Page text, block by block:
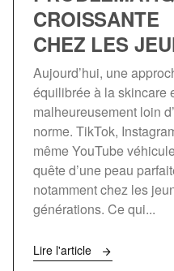
CROISSANTE
CHEZ LES
Aujourd’hui, une
équilibrée à la skincare
malheureusement loin
norme. TikTok,
même YouTube
quête d’une peau
notamment chez les
générations. Ce qui...
Lire l'article